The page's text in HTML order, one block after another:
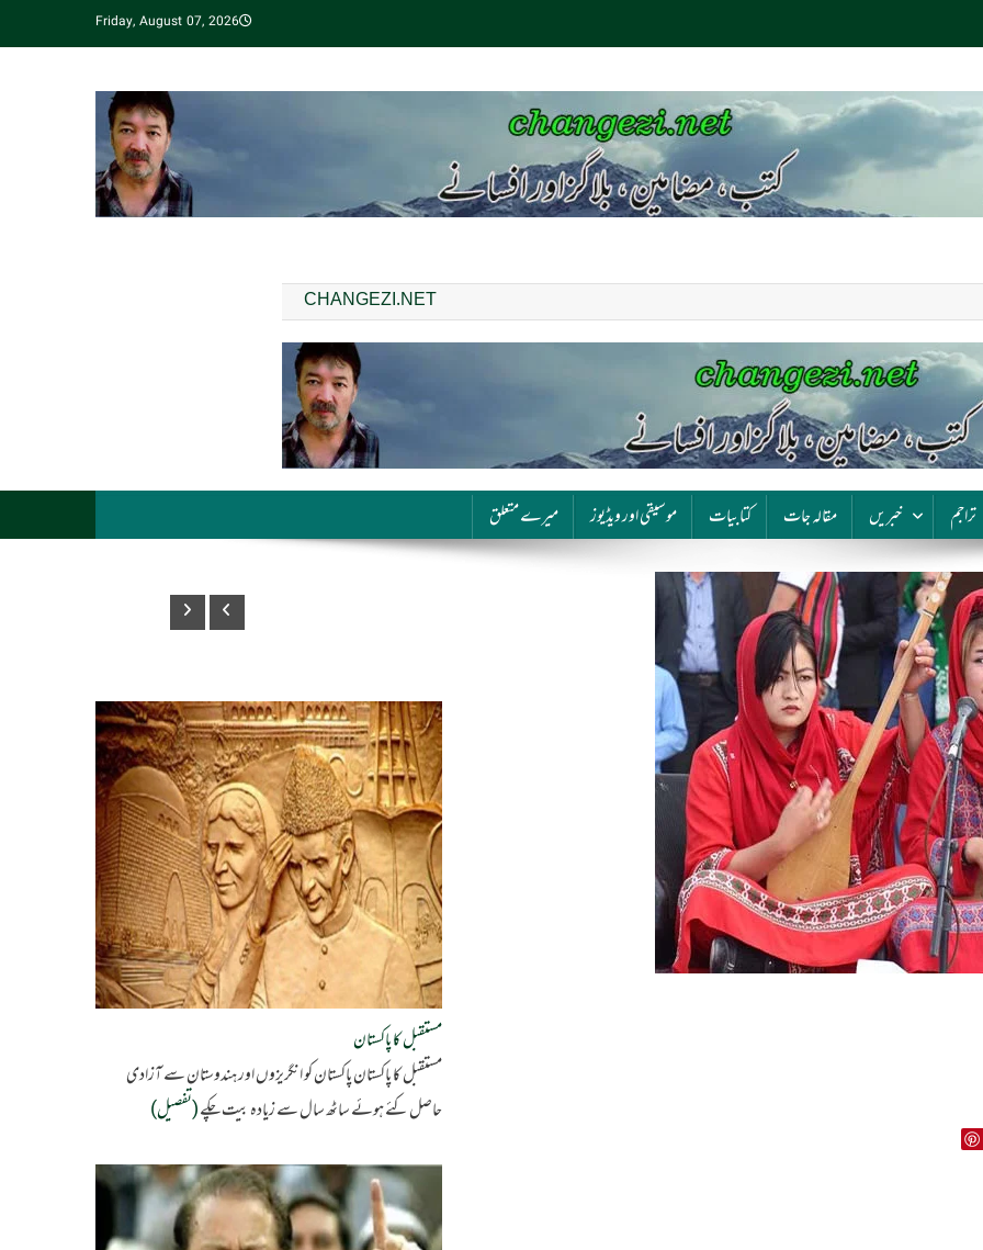
Friday, August 07, 2026
CHANGEZI.NET
تراجم خبریں مقالہ جات کتابیات موسیقی اور ویڈیوز میرے متعلق
مستقبل کا پاکستان
مستقبل کا پاکستان پاکستان کو انگریزوں اور ہندوستان سے آزادی
حاصل کئے ہوئے ساٹھ سال سے زیادہ بیت چکے(تفصیل)